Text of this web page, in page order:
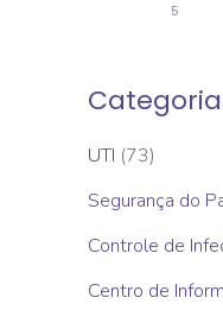
5
UTI (73)
Segurança do
Controle de
Centro de